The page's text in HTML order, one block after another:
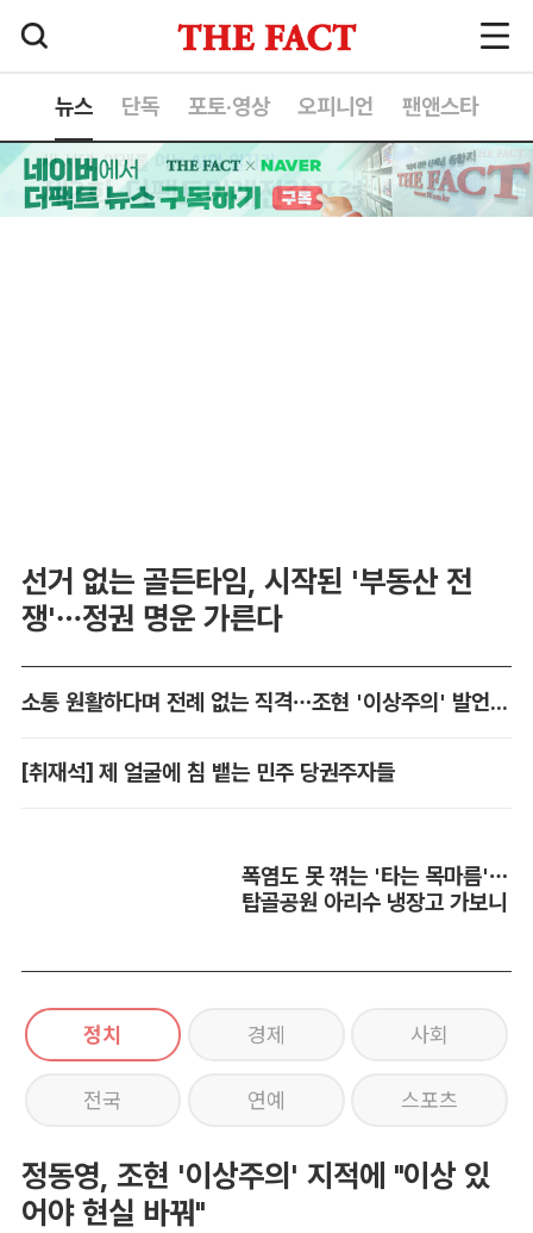
뉴스 단독 포토·영상 오피니언 팬앤스타
선거 없는 골든타임, 시작된 '부동산 전
쟁'…정권 명운 가른다
소통 원활하다며 전례 없는 직격…조현 '이상주의' 발언 논란
[취재석] 제 얼굴에 침 뱉는 민주 당권주자들
폭염도 못 꺾는 '타는 목마름'…
탑골공원 아리수 냉장고 가보니
정치 경제 사회
전국 연예 스포츠
정동영, 조현 '이상주의' 지적에 "이상 있
어야 현실 바꿔"